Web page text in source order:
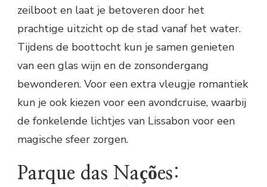
zeilboot en laat je betoveren door het
prachtige uitzicht op de stad vanaf het water.
Tijdens de boottocht kun je samen genieten
van een glas wijn en de zonsondergang
bewonderen. Voor een extra vleugje romantiek
kun je ook kiezen voor een avondcruise, waarbij
de fonkelende lichtjes van Lissabon voor een
magische sfeer zorgen.
Parque das Nações: